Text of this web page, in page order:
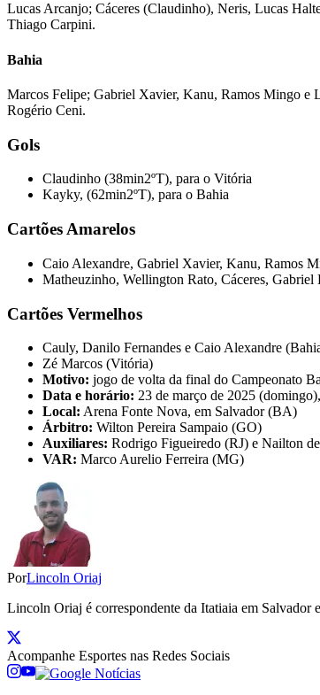
Lucas Arcanjo; Cáceres (Claudinho), Neris, Lucas
Thiago Carpini.
Bahia
Marcos Felipe; Gabriel Xavier, Kanu, Ramos Mingo
Rogério Ceni.
Gols
Claudinho (38min2ºT), para o Vitória
Kayky, (62min2ºT), para o Bahia
Cartões Amarelos
Caio Alexandre, Gabriel Xavier, Kanu, Ramos
Matheuzinho, Wellington Rato, Cáceres,
Cartões Vermelhos
Cauly, Danilo Fernandes e Caio Alexandre
Zé Marcos (Vitória)
Motivo: jogo de volta da final do Campeonato
Data e horário: 23 de março de 2025
Local: Arena Fonte Nova, em Salvador (BA)
Árbitro: Wilton Pereira Sampaio (GO)
Auxiliares: Rodrigo Figueiredo (RJ) e Nailton
VAR: Marco Aurelio Ferreira (MG)
PorLincoln Oriaj
Lincoln Oriaj é correspondente da Itatiaia em
Acompanhe Esportes nas Redes Sociais